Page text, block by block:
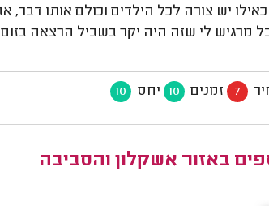
יש צורה לכל הילדים וכולם אותו
מרגיש לי שזה היה יקר בשביל הרצאה
7 זמנים 10 יחס 10
באזור אשקלון והסביבה